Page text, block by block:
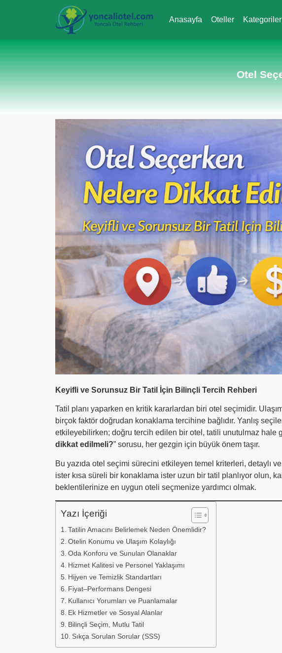
Anasayfa Oteller Kategoriler
Otel
Keyifli ve Sorunsuz Bir Tatil İçin Bilinçli Tercih Rehberi
Tatil planı yaparken en kritik kararlardan biri otel seçimidir.
birçok faktör doğrudan konaklama tercihine bağlıdır. Yanlış
etkileyebilirken; doğru tercih edilen bir otel, tatili unutulmaz hale
dikkat edilmeli?” sorusu, her gezgin için büyük önem taşır.
Bu yazıda otel seçimi sürecini etkileyen temel kriterleri, detaylı
ister kısa süreli bir konaklama ister uzun bir tatil planlıyor olun,
beklentilerinize en uygun oteli seçmenize yardımcı olmak.
Yazı İçeriği
Tatilin Amacını Belirlemek Neden Önemlidir?
Otelin Konumu ve Ulaşım Kolaylığı
Oda Konforu ve Sunulan Olanaklar
Hizmet Kalitesi ve Personel Yaklaşımı
Hijyen ve Temizlik Standartları
Fiyat–Performans Dengesi
Kullanıcı Yorumları ve Puanlamalar
Ek Hizmetler ve Sosyal Alanlar
Bilinçli Seçim, Mutlu Tatil
Sıkça Sorulan Sorular (SSS)